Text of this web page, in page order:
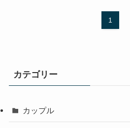
1
カテゴリー
カップル